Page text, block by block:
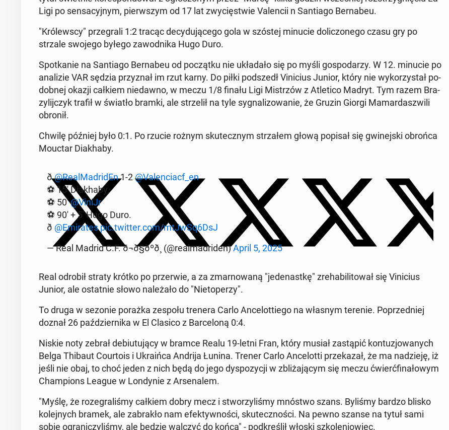
Ligi po sen­sa­cyj­nym, pierw­szym od 17 lat zwy­cię­stwie Va­len­cii n San­tia­go Ber­na­beu.
"Kró­lew­scy" prze­gra­li 1:2 tracąc de­cy­du­ją­ce­go gola w szóstej minucie do­li­czo­ne­go czasu gry po
strzale swojego byłego za­wod­ni­ka Hugo Duro.
Spo­tka­nie na San­tia­go Ber­na­beu od po­cząt­ku nie ukła­da­ło się po myśli go­spo­da­rzy. W 12. minucie po
ana­li­zie VAR sędzia przy­znał im rzut karny. Do piłki pod­szedł Vi­ni­cius Junior, który nie wy­ko­rzy­stał po­
dob­nej okazji całkiem nie­daw­no, w meczu 1/8 finału Ligi Mi­strzów z Atle­ti­co Madryt. Tym razem Bra­
zy­lij­czyk trafił w światło bramki, ale strze­lił na tyle sy­gna­li­zo­wa­nie, że Gruzin Giorgi Ma­mar­dasz­wi­li
obronił.
Chwilę później było 0:1. Po rzucie rożnym sku­tecz­nym strza­łem głową popisał się gwi­nej­ski obrońca
Mouctar Dia­kha­by.
ð@Re­al­Ma­dri­dEn1-2@Va­len­ciacf_en
⚽ 15' Dia­kha­by.
⚽ 50'@ViniJr
⚽ 90' + 5' Hugo Duro.
ð @Emi­ra­tes pic.twitter.com/mtJwSq6DsJ
— Real Madrid C.F. ð¬ð§ðºð¸ (@re­al­ma­dri­den)April 5, 2025
Real odrobił straty krótko po prze­rwie, a za zmar­no­wa­ną "je­de­nast­kę" zre­ha­bi­li­to­wał się Vi­ni­cius
Junior, ale ostat­nie słowo na­le­ża­ło do "Nie­to­pe­rzy".
To druga w sezonie porażka zespołu trenera Carlo An­ce­lot­tie­go na własnym terenie. Po­przed­niej
doznał 26 paź­dzier­ni­ka w El Clasico z Bar­ce­lo­ną 0:4.
Niskie noty zebrał de­biu­tu­ją­cy w bramce Realu 19-letni Fran, który musiał za­stą­pić kon­tu­zjo­wa­nych
Belga Thibaut Co­ur­to­is i Ukra­iń­ca Andrija Łunina. Trener Carlo An­ce­lot­ti prze­ka­zał, że ma na­dzie­ję, iż
jeśli nie obaj, to choć jeden z nich będą do jego dys­po­zy­cji w zbli­ża­ją­cym się meczu ćwierć­fi­na­ło­wym
Cham­pions League w Lon­dy­nie z Ar­se­na­lem.
"Myślę, że ro­ze­gra­li­śmy całkiem dobry mecz i stwo­rzy­li­śmy mnóstwo szans. Byliśmy bardzo blisko
ko­lej­nych bramek, ale za­bra­kło nam efek­tyw­no­ści, sku­tecz­no­ści. Na pewno szanse na tytuł sami
sobie ogra­ni­czy­li­śmy, ale będzie walczyć do końca" - pod­kre­ślił włoski szko­le­nio­wiec.